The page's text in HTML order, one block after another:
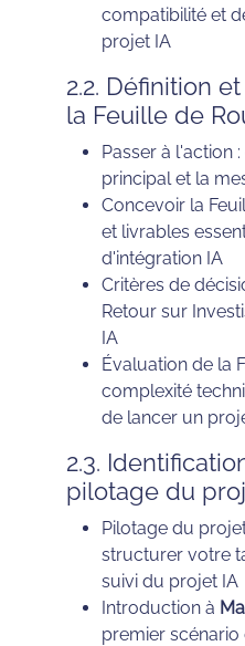
compatibilité et
projet IA
2.2. Définition
la Feuille de
Passer à l'action
principal et la
Concevoir la
et livrables
d'intégration IA
Critères de
Retour sur
IA
Évaluation de la
complexité
de lancer un
2.3.
pilotage du
Pilotage du
structurer votre
suivi du projet IA
Introduction à
premier